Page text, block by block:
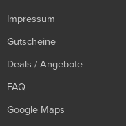
Impressum
Gutscheine
Deals / Angebote
FAQ
Google Maps